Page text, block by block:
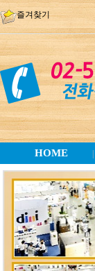
즐겨찾기
HOME